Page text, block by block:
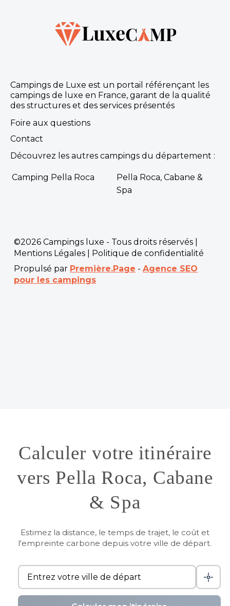
Campings de Luxe est un portail référençant les
campings de luxe en France, garant de la qualité
des structures et des services présentés
Foire aux questions
Contact
Découvrez les autres campings du département :
Camping Pella Roca
Pella Roca, Cabane &
Spa
©2026 Campings luxe - Tous droits réservés |
Mentions Légales
Politique de confidentialité
Propulsé par Première.Page -Agence SEO
pour les campings
Calculer votre itinéraire
vers Pella Roca, Cabane
& Spa
Estimez la distance, le temps de trajet, le coût et
l'empreinte carbone depuis votre ville de départ.